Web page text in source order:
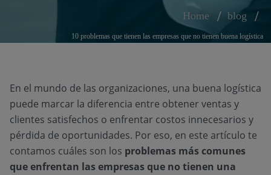
Home blog
10 problemas que tienen las empresas que no tienen buena logística
En el mundo de las organizaciones, una buena logística
puede marcar la diferencia entre obtener ventas y
clientes satisfechos o enfrentar costos innecesarios y
pérdida de oportunidades. Por eso, en este artículo te
contamos cuáles son los problemas más comunes
que enfrentan las empresas que no tienen una